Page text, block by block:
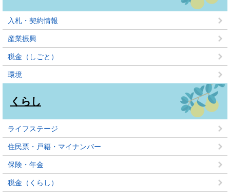
入札・契約情報
産業振興
税金（しごと）
環境
くらし
ライフステージ
住民票・戸籍・マイナンバー
保険・年金
税金（くらし）